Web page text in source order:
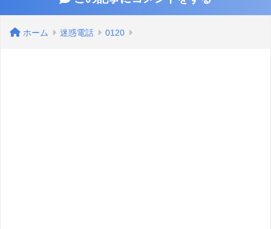
ホーム 迷惑電話 0120